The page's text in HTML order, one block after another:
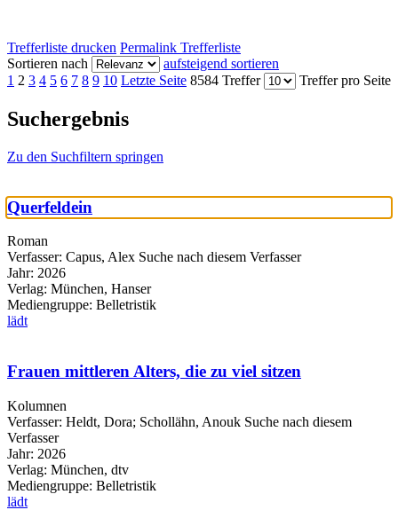
Trefferliste drucken Permalink Trefferliste
Sortieren nach
aufsteigend sortieren
1 2 3 4 5 6 7 8 9 10 Letzte Seite 8584 Treffer Treffer pro Seite
Suchergebnis
Zu den Suchfiltern springen
Querfeldein
Roman
Verfasser: Capus, Alex Suche nach diesem Verfasser
Jahr: 2026
Verlag: München, Hanser
Mediengruppe: Belletristik
lädt
Frauen mittleren Alters, die zu viel sitzen
Kolumnen
Verfasser: Heldt, Dora; Schollähn, Anouk Suche nach diesem
Verfasser
Jahr: 2026
Verlag: München, dtv
Mediengruppe: Belletristik
lädt